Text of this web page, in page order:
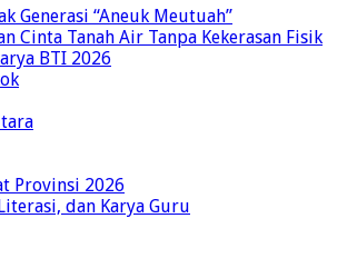
Generasi “Aneuk Meutuah”
Cinta Tanah Air Tanpa Kekerasan Fisik
BTI 2026
Provinsi 2026
dan Karya Guru